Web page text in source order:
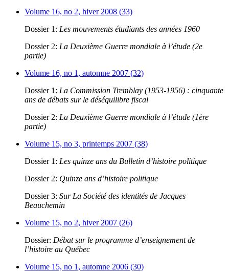
Volume 16, no 2, hiver 2008 (33)
Dossier 1: Les mouvements étudiants des années 1960
Dossier 2: La Deuxième Guerre mondiale à l’étude (2e
partie)
Volume 16, no 1, automne 2007 (32)
Dossier 1: La Commission Tremblay (1953-1956) : cinquante
ans de débats sur le déséquilibre fiscal
Dossier 2: La Deuxième Guerre mondiale à l’étude (1ère
partie)
Volume 15, no 3, printemps 2007 (38)
Dossier 1: Les quinze ans du Bulletin d’histoire politique
Dossier 2: Quinze ans d’histoire politique
Dossier 3: Sur La Société des identités de Jacques
Beauchemin
Volume 15, no 2, hiver 2007 (26)
Dossier: Débat sur le programme d’enseignement de
l’histoire au Québec
Volume 15, no 1, automne 2006 (30)